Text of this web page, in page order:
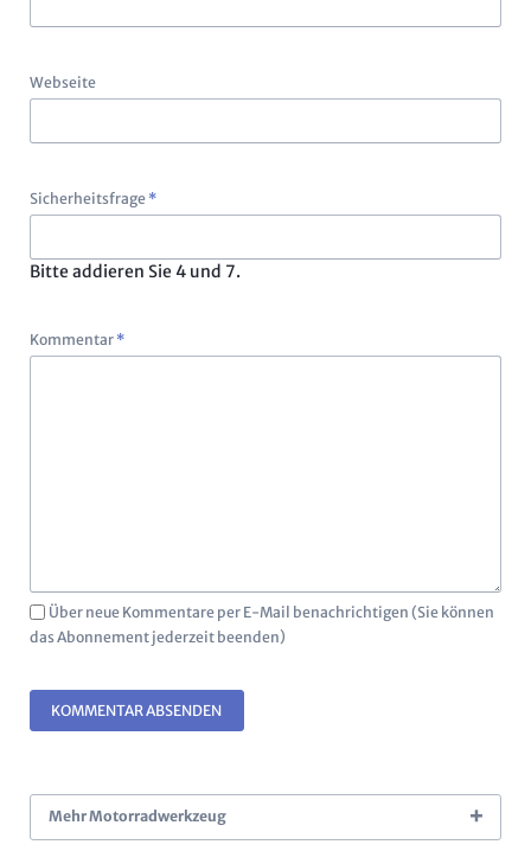
Webseite
Pflichtfeld
Sicherheitsfrage *
Bitte addieren Sie 4 und 7.
Pflichtfeld
Kommentar *
Über neue Kommentare per E-Mail benachrichtigen (Sie können
das Abonnement jederzeit beenden)
KOMMENTAR ABSENDEN
Mehr Motorradwerkzeug